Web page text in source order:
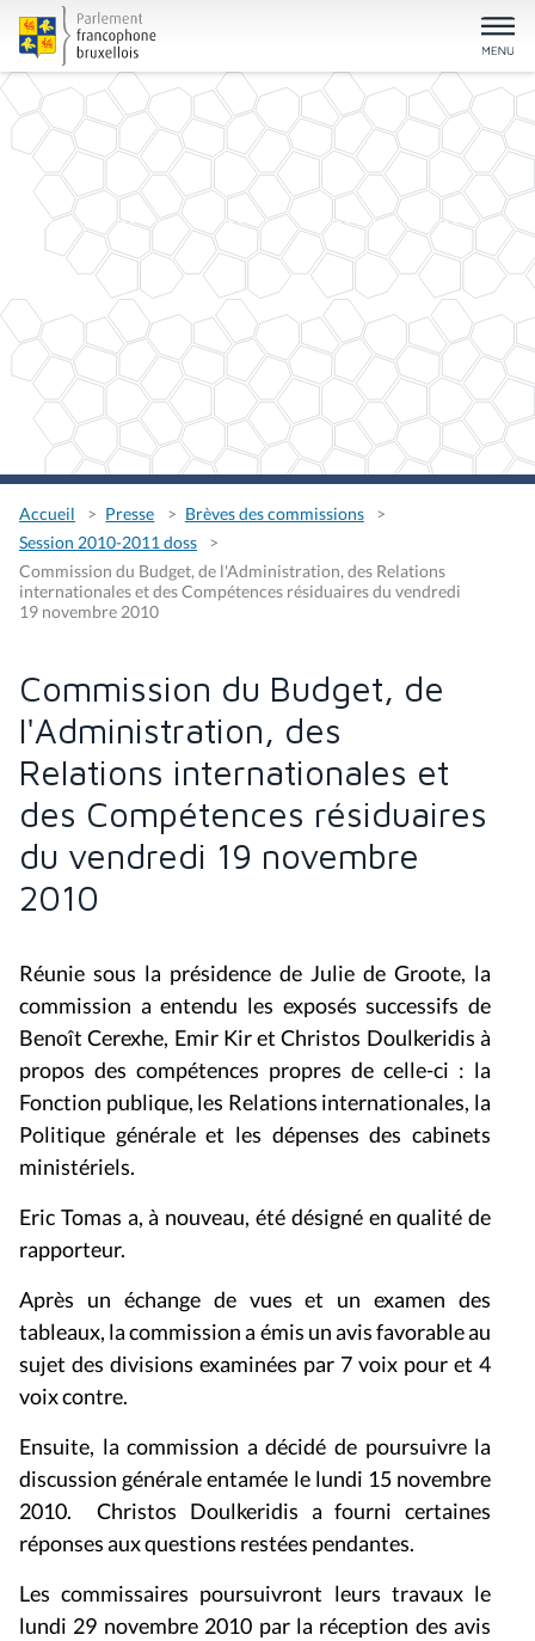
Accueil Presse
Brèves des commissions
Session 2010-2011 doss
Commission du Budget, de l'Administration, des Relations
internationales et des Compétences résiduaires du vendredi
19 novembre 2010
Commission du Budget, de
l'Administration, des
Relations internationales et
des Compétences résiduaires
du vendredi 19 novembre
2010
Réunie sous la présidence de Julie de Groote, la
commission a entendu les exposés successifs de
Benoît Cerexhe, Emir Kir et Christos Doulkeridis à
propos des compétences propres de celle-ci : la
Fonction publique, les Relations internationales, la
Politique générale et les dépenses des cabinets
ministériels.
Eric Tomas a, à nouveau, été désigné en qualité de
rapporteur.
Après un échange de vues et un examen des
tableaux, la commission a émis un avis favorable au
sujet des divisions examinées par 7 voix pour et 4
voix contre.
Ensuite, la commission a décidé de poursuivre la
discussion générale entamée le lundi 15 novembre
2010. Christos Doulkeridis a fourni certaines
réponses aux questions restées pendantes.
Les commissaires poursuivront leurs travaux le
lundi 29 novembre 2010 par la réception des avis